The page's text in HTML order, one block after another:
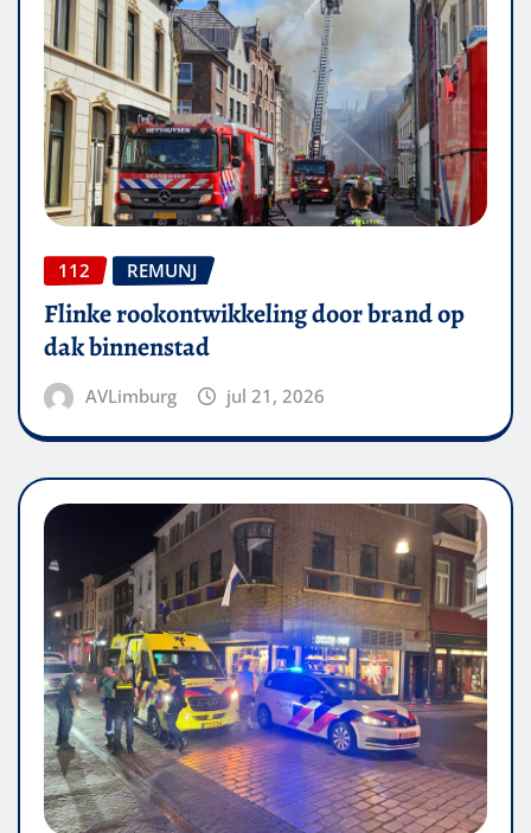
112 REMUNJ
Flinke rookontwikkeling door brand op
dak binnenstad
AVLimburg jul 21, 2026